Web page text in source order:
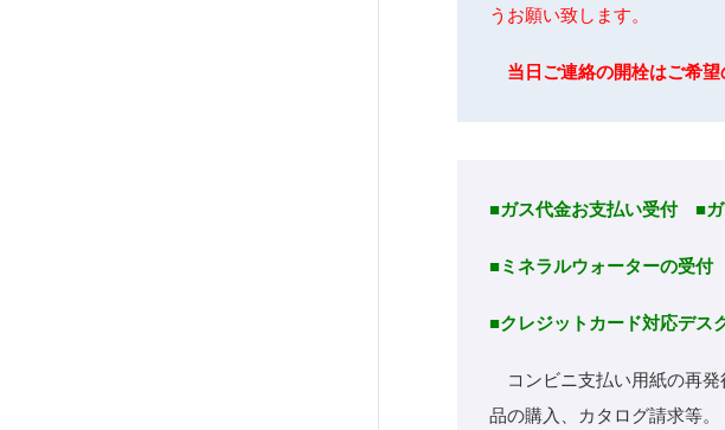
うお願い致します。
当日ご連絡の開栓はご希
■ガス代金お支払い受付 ■
■ミネラルウォーターの受付
■クレジットカード対応デス
コンビニ支払い用紙の再発
品の購入、カタログ請求等。